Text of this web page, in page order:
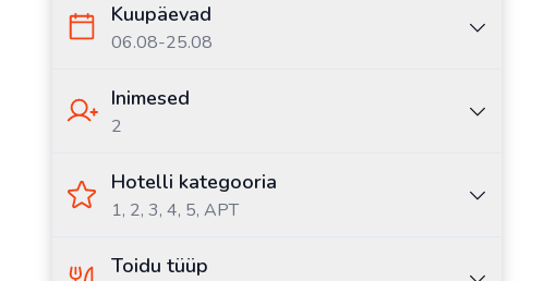
Kuupäevad
06.08-25.08
Inimesed
2
Hotelli kategooria
1, 2, 3, 4, 5, APT
Toidu tüüp